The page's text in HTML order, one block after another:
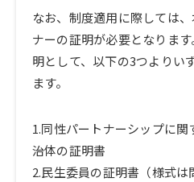
なお、制度適用に際しては
ナーの証明が必要となりま
明として、以下の3つよりい
ます。
1.同性パートナーシップに
治体の証明書
2.民生委員の証明書（様式は